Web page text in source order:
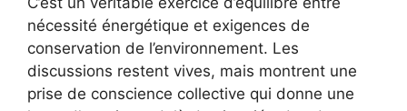
nécessité énergétique et exigences de
conservation de l’environnement. Les
discussions restent vives, mais montrent une
prise de conscience collective qui donne une